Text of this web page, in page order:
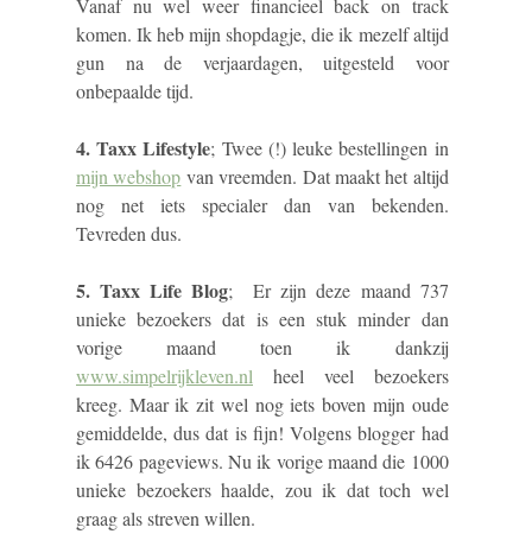
Vanaf nu wel weer financieel back on track
komen. Ik heb mijn shopdagje, die ik mezelf altijd
gun na de verjaardagen, uitgesteld voor
onbepaalde tijd.
4. Taxx Lifestyle; Twee (!) leuke bestellingen in
mijn webshop van vreemden. Dat maakt het altijd
nog net iets specialer dan van bekenden.
Tevreden dus.
5. Taxx Life Blog; Er zijn deze maand 737
unieke bezoekers dat is een stuk minder dan
vorige maand toen ik dankzij
www.simpelrijkleven.nl heel veel bezoekers
kreeg. Maar ik zit wel nog iets boven mijn oude
gemiddelde, dus dat is fijn! Volgens blogger had
ik 6426 pageviews. Nu ik vorige maand die 1000
unieke bezoekers haalde, zou ik dat toch wel
graag als streven willen.